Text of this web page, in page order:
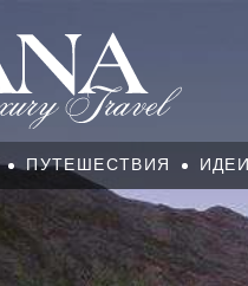
ПУТЕШЕСТВИЯ ИДЕИ